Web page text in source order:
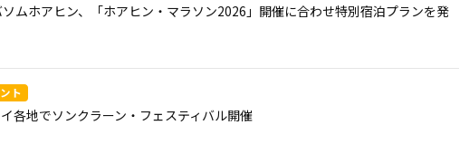
ソムホアヒン、「ホアヒン・マラソン2026」開催に合わせ特別宿泊プランを発
イ各地でソンクラーン・フェスティバル開催